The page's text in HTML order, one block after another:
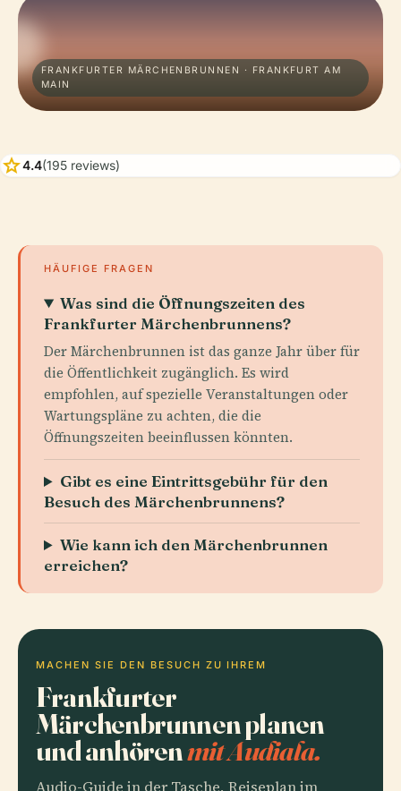
FRANKFURTER MÄRCHENBRUNNEN · FRANKFURT AM
MAIN
star4.4(195 reviews)
HÄUFIGE FRAGEN
Was sind die Öffnungszeiten des
Frankfurter Märchenbrunnens?
Der Märchenbrunnen ist das ganze Jahr über für
die Öffentlichkeit zugänglich. Es wird
empfohlen, auf spezielle Veranstaltungen oder
Wartungspläne zu achten, die die
Öffnungszeiten beeinflussen könnten.
Gibt es eine Eintrittsgebühr für den
Besuch des Märchenbrunnens?
Wie kann ich den Märchenbrunnen
erreichen?
MACHEN SIE DEN BESUCH ZU IHREM
Frankfurter
Märchenbrunnen planen
und anhörenmit Audiala.